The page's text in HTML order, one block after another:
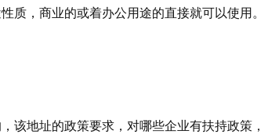
质，商业的或着办公用途的直接就可以使用。
该地址的政策要求，对哪些企业有扶持政策，